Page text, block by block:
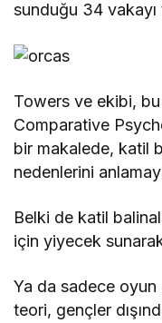
sunduğu 34
Towers ve ekibi,
Comparative
bir makalede, katil
nedenlerini
Belki de katil
için yiyecek
Ya da sadece
teori, gençler